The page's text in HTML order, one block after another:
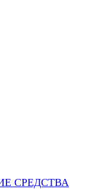
СРЕДСТВА